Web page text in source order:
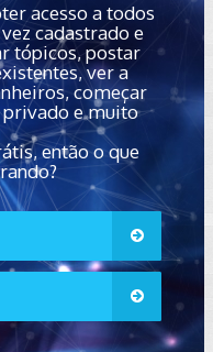
acesso a todos
cadastrado e
tópicos, postar
ver a
começar
e muito
então o que